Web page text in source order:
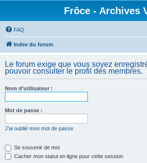
Frôce - Archives
FAQ
Index du forum
Le forum exige que vous soyez
pouvoir consulter le profil des membres.
Nom d’utilisateur :
Mot de passe :
J’ai oublié mon mot de passe
Se souvenir de moi
Cacher mon statut en ligne pour cette session